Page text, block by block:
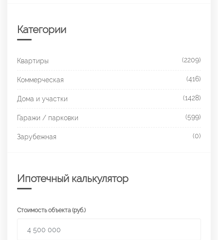
Категории
Квартиры (2209)
Коммерческая (416)
Дома и участки (1428)
Гаражи / парковки (599)
Зарубежная (0)
Ипотечный калькулятор
Стоимость объекта (руб.)